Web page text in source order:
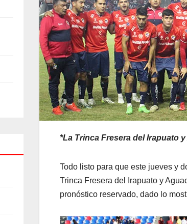
*La Trinca Fresera del Irapuato
Todo listo para que este jueves y
Trinca Fresera del Irapuato y
pronóstico reservado, dado lo